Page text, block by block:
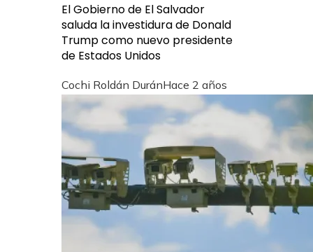
El Gobierno de El Salvador
saluda la investidura de Donald
Trump como nuevo presidente
de Estados Unidos
Cochi Roldán DuránHace 2 años